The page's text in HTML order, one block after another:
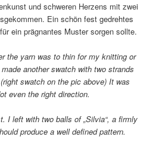
und schweren Herzens mit zwei
Ein schön fest gedrehtes
ein prägnantes Muster sorgen sollte.
the yarn was to thin for my knitting or
another swatch with two strands
swatch on the pic above) It was
even the right direction.
I left with two balls of „Silvia“, a firmly
produce a well defined pattern.